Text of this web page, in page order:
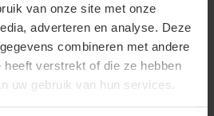
van onze site met onze
adverteren en analyse. Deze
combineren met andere
heeft verstrekt of die ze hebben
uw gebruik van hun services.